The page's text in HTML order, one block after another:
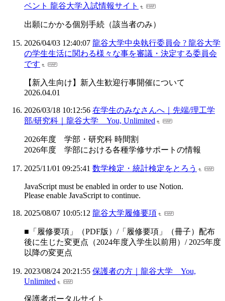
ベント 龍谷大学入試情報サイト
出願にかかる個別手続（該当者のみ）
2026/04/03 12:40:07 龍谷大学中央執行委員会 ? 龍谷大学
の学生生活に関わる様々な事を審議・決定する委員会
です
【新入生向け】新入生歓迎行事開催について
2026.04.01
2026/03/18 10:12:56 在学生のみなさんへ｜先端/理工学
部/研究科｜龍谷大学 You, Unlimited
2026年度 学部・研究科 時間割
2026年度 学部における各種学修サポートの情報
2025/11/01 09:25:41 数学検定・統計検定をとろう
JavaScript must be enabled in order to use Notion.
Please enable JavaScript to continue.
2025/08/07 10:05:12 龍谷大学履修要項
■「履修要項」（PDF版）/「履修要項」（冊子）配布
後に生じた変更点（2024年度入学生以前用）/ 2025年度
以降の変更点
2023/08/24 20:21:55 保護者の方｜龍谷大学 You,
Unlimited
保護者ポータルサイト